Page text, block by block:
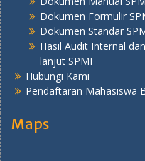
Dokumen Formulir
Dokumen Standar
Hasil Audit Internal
lanjut SPMI
Hubungi Kami
Pendaftaran Mahasiswa
Maps